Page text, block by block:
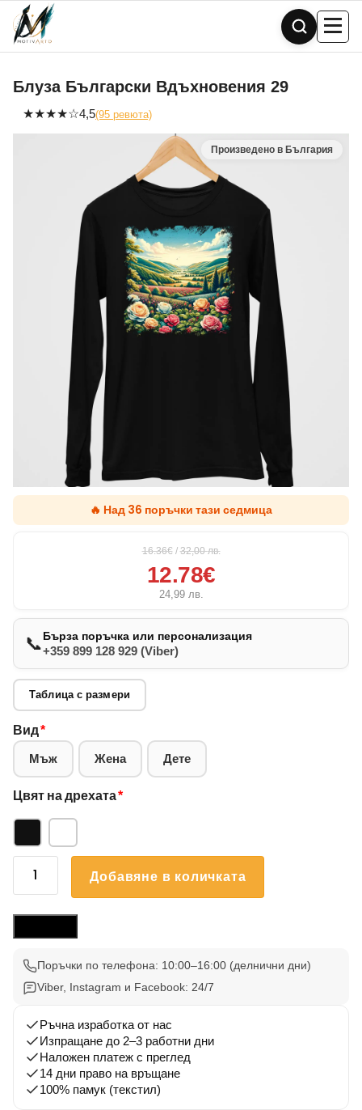
Skip
content
Блуза Български Вдъхновения 29
★★★★☆4,5(95 ревюта)
🔥 Над 36 поръчки тази седмица
16.36€ / 32,00лв.
12.78€
24,99 лв.
📞Бърза поръчка или персонализация
+359 899 128 929 (Viber)
Таблица с размери
Вид*
Мъж Жена Дете
Цвят на дрехата*
количество
Вдъхновения
29
Добавяне в количката
Поръчки по телефона: 10:00–16:00 (делнични дни)
Viber, Instagram и Facebook: 24/7
Ръчна изработка от нас
Изпращане до 2–3 работни дни
Наложен платеж с преглед
14 дни право на връщане
100% памук (текстил)